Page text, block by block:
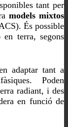
tant per
models mixtos
És possible
en terra, segons
adaptar tant a
Poden
radiant, i des
en funció de